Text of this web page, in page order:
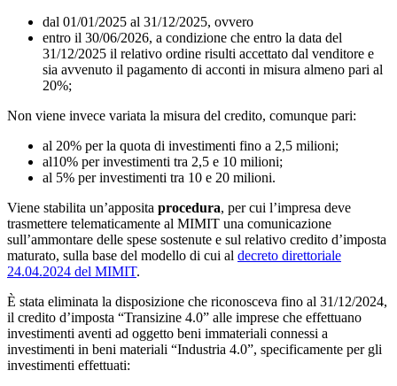
dal 01/01/2025 al 31/12/2025, ovvero
entro il 30/06/2026, a condizione che entro la data del
31/12/2025 il relativo ordine risulti accettato dal venditore e
sia avvenuto il pagamento di acconti in misura almeno pari al
20%;
Non viene invece variata la misura del credito, comunque pari:
al 20% per la quota di investimenti fino a 2,5 milioni;
al10% per investimenti tra 2,5 e 10 milioni;
al 5% per investimenti tra 10 e 20 milioni.
Viene stabilita un’apposita procedura, per cui l’impresa deve
trasmettere telematicamente al MIMIT una comunicazione
sull’ammontare delle spese sostenute e sul relativo credito d’imposta
maturato, sulla base del modello di cui al decreto direttoriale
24.04.2024 del MIMIT.
È stata eliminata la disposizione che riconosceva fino al 31/12/2024,
il credito d’imposta “Transizine 4.0” alle imprese che effettuano
investimenti aventi ad oggetto beni immateriali connessi a
investimenti in beni materiali “Industria 4.0”, specificamente per gli
investimenti effettuati: